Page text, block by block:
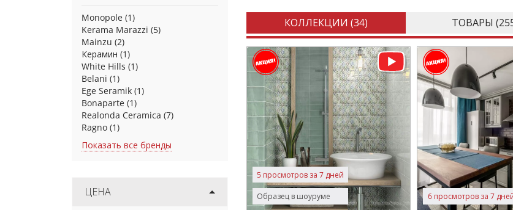
Monopole (1)
Kerama Marazzi (5)
Mainzu (2)
Керамин (1)
White Hills (1)
Belani (1)
Ege Seramik (1)
Bonaparte (1)
Realonda Ceramica (7)
Ragno (1)
Показать все бренды
ЦЕНА
КОЛЛЕКЦИИ (34) ТОВАРЫ (
Образец в шоуруме
5 просмотров за 7 дней
6 просмотров за 7